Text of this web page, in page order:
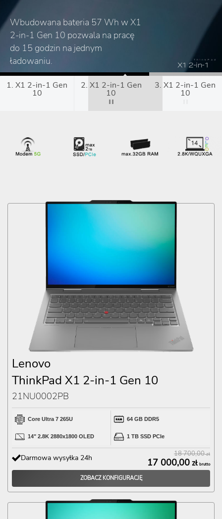
X1 2-in-1
T  h  i  n  k  P  a  d
ThinkPad X1 2-in-1 Gen 10 waży
zaledwie 1,3 kg i mierzy tylko 15,5
mm grubości. Jego aluminiowa
spełnia normy wytrzymałości MIL-
STD 810H.
1. X1 2-in-1 Gen
10
2. X1 2-in-1 Gen
10
3. X1 2-in-1 Gen
10
Lenovo
ThinkPad X1 2-in-1 Gen 10
21NU0002PB
Core Ultra 7 265U 64 GB DDR5
14" 2.8K 2880x1800 OLED 1 TB SSD PCIe
Darmowa wysyłka 24h 18 700,00zł
17 000,00 zł brutto
ZOBACZ KONFIGURACJĘ